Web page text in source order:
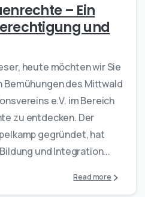
– Ein
und
heute möchten wir Sie
Bemühungen des Mittwald
e.V. im Bereich
zu entdecken. Der
gegründet, hat
und Integration...
Read more